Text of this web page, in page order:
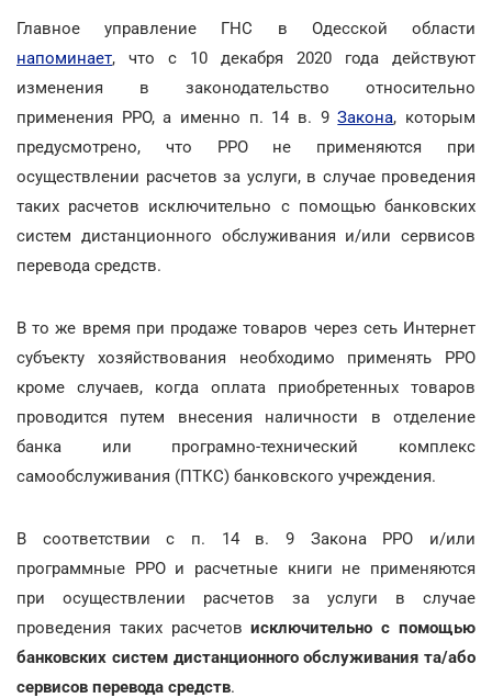
Главное управление ГНС в Одесской области
напоминает, что с 10 декабря 2020 года действуют
изменения в законодательство относительно
применения РРО, а именно п. 14 в. 9Закона, которым
предусмотрено, что РРО не применяются при
осуществлении расчетов за услуги, в случае проведения
таких расчетов исключительно с помощью банковских
систем дистанционного обслуживания и/или сервисов
перевода средств.
В то же время при продаже товаров через сеть Интернет
субъекту хозяйствования необходимо применять РРО
кроме случаев, когда оплата приобретенных товаров
проводится путем внесения наличности в отделение
банка или програмно-технический комплекс
самообслуживания (ПТКС) банковского учреждения.
В соответствии с п. 14 в. 9 Закона РРО и/или
программные РРО и расчетные книги не применяются
при осуществлении расчетов за услуги в случае
проведения таких расчетовисключительно с помощью
банковских систем дистанционного обслуживания та/або
сервисов перевода средств.